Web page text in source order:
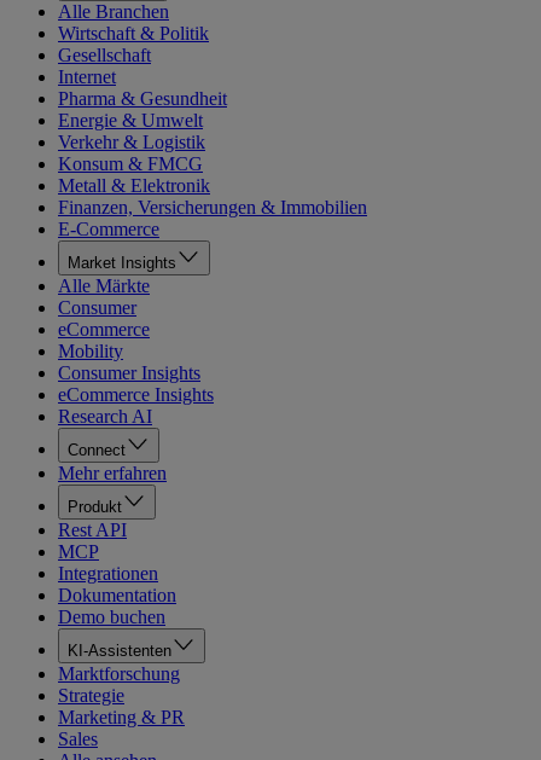
Alle Branchen
Wirtschaft & Politik
Gesellschaft
Internet
Pharma & Gesundheit
Energie & Umwelt
Verkehr & Logistik
Konsum & FMCG
Metall & Elektronik
Finanzen, Versicherungen & Immobilien
E-Commerce
Market Insights
Alle Märkte
Consumer
eCommerce
Mobility
Consumer Insights
eCommerce Insights
Research AI
Connect
Mehr erfahren
Produkt
Rest API
MCP
Integrationen
Dokumentation
Demo buchen
KI-Assistenten
Marktforschung
Strategie
Marketing & PR
Sales